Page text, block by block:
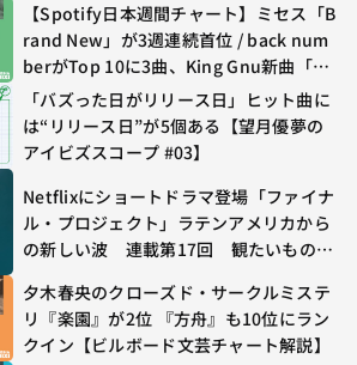
【Spotify日本週間チャート】ミセス「B
rand New」が3週連続首位 / back num
berがTop 10に3曲、King Gnu新曲「G
O GHOST」が初登場〜集計期間：2026
年7/24〜7/30
「バズった日がリリース日」ヒット曲に
は“リリース日”が5個ある【望月優夢の
アイビズスコープ #03】
Netflixにショートドラマ登場「ファイナ
ル・プロジェクト」ラテンアメリカから
の新しい波 連載第17回 観たいものが
夕木春央のクローズド・サークルミステ
リ『楽園』が2位 『方舟』も10位にラン
クイン【ビルボード文芸チャート解説】